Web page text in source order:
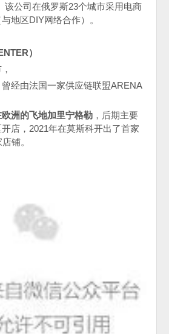
该公司在俄罗斯23个城市采用电商
地区DIY网络合作）。
）
曾经由法国一家供应链联盟ARENA
洲的飞地加里宁格勒 ，后期主要
店， 2021年在莫斯科开出了首家
铺。